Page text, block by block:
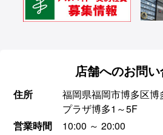
店舗へのお問
住所
福岡県福岡市博多区
プラザ博多1～5F
営業時間
10:00 ～ 20:00